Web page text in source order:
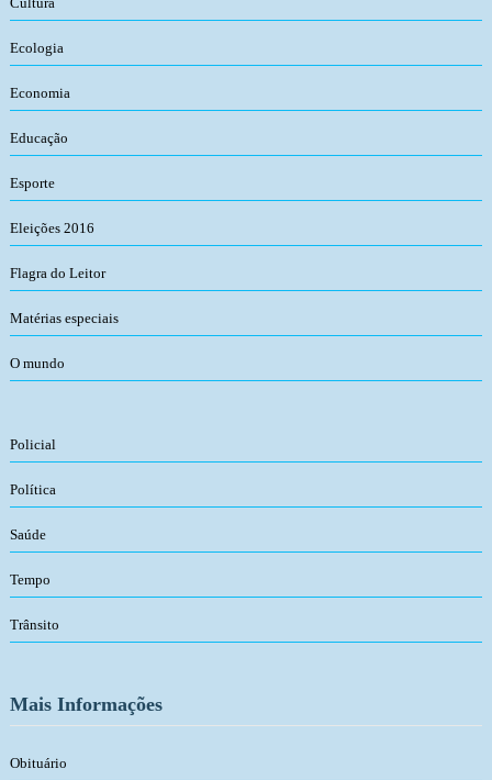
Ecologia
Economia
Educação
Esporte
Eleições 2016
Flagra do Leitor
Matérias especiais
O mundo
Policial
Política
Saúde
Tempo
Trânsito
Mais Informações
Obituário